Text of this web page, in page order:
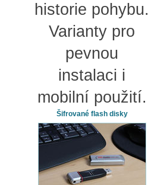
historie pohybu.
Varianty pro
pevnou
instalaci i
mobilní použití.
Šifrované flash disky